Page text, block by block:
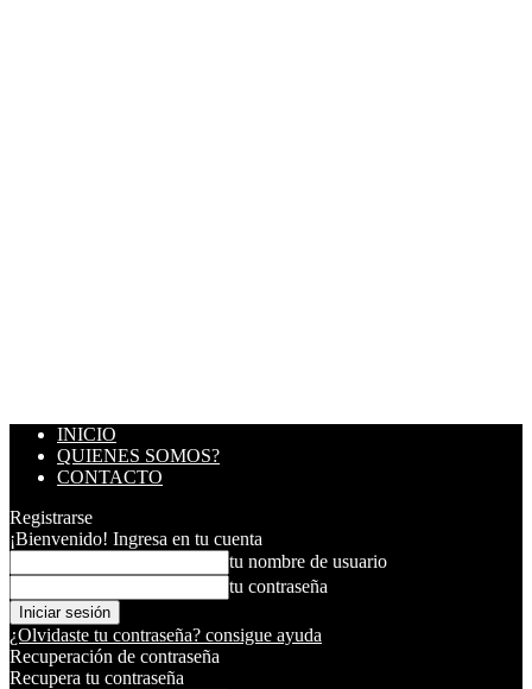
INICIO
QUIENES SOMOS?
CONTACTO
Registrarse
¡Bienvenido! Ingresa en tu cuenta
tu nombre de usuario
tu contraseña
¿Olvidaste tu contraseña? consigue ayuda
Recuperación de contraseña
Recupera tu contraseña